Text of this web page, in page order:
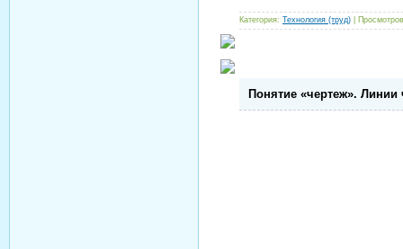
Категория: Технология (труд) |
Понятие «чертеж». Линии